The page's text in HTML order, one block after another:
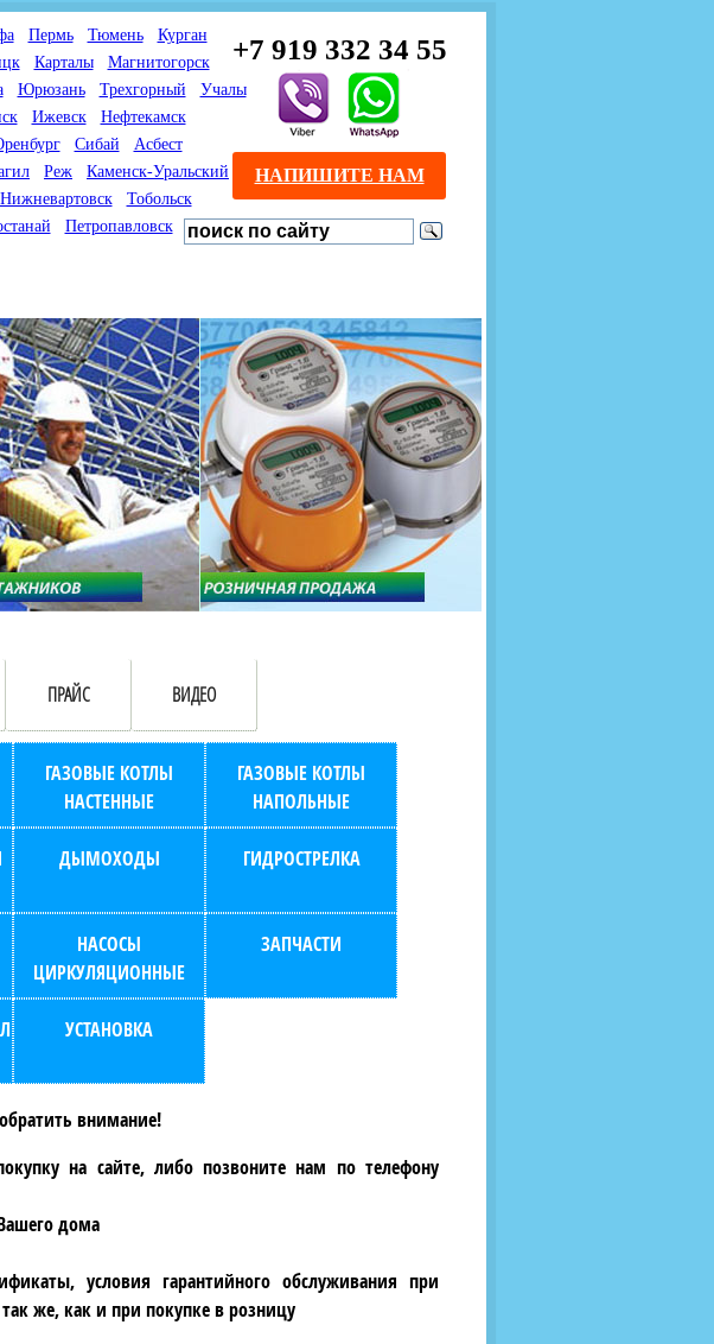
+7 919 332 34 55
Пермь Тюмень
Курган
Карталы
Магнитогорск
Юрюзань Трехгорный
Учалы
Ижевск
Нефтекамск
Сибай
Асбест
Реж
Каменск-Уральский
Нижневартовск
Тобольск
Петропавловск
НАПИШИТЕ НАМ
на
магазинов
оборудования.
полный
товара для
магазина газового
в Вашем
знаем что будет
Предлагаем взаимовыгодное
сотрудничество
монтажникам газового
оборудования. Если Вы
занимаетесь установкой
газового оборудования, мы
предлагаем Вам оптовые
цены и документарное
сопровождение Ваших
продаж (берем всю
бухгалтерию "на себя")
ПРАЙС ВИДЕО
ГАЗОВЫЕ КОТЛЫ
НАСТЕННЫЕ
ГАЗОВЫЕ КОТЛЫ
НАПОЛЬНЫЕ
ДЫМОХОДЫ ГИДРОСТРЕЛКА
НАСОСЫ
ЦИРКУЛЯЦИОННЫЕ
ЗАПЧАСТИ
УСТАНОВКА
внимание!
на сайте, либо позвоните нам по телефону
дома
условия гарантийного обслуживания при
же, как и при покупке в розницу